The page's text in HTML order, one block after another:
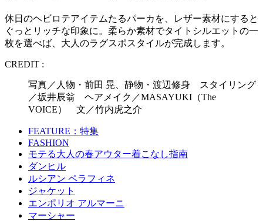
休日のヘビロテアイテムたるパーカを、レザー素材にすると
ぐっとリッチな印象に。柔らか素材でタイトシルエットの一
枚を選べば、大人のラグスポスタイルが完成します。
CREDIT :
写真／人物・前田 晃、静物・渡辺修身 スタイリング
／坂井辰翁 ヘアメイク／MASAYUKI（The
VOICE） 文／竹内虎之介
FEATURE：特集
FASHION
モテる大人の春アウター着こなし指南
ダンヒル
ルシアン ペラフィネ
ジャケット
エンポリオ アルマーニ
マーシャー